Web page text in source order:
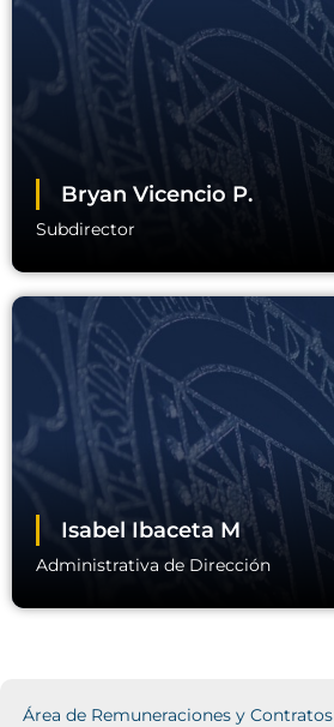
Bryan Vicencio P.
Subdirector
Isabel Ibaceta M
Administrativa de Dirección
Área de Remuneraciones y Contratos